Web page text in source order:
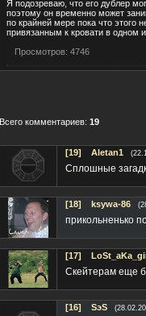
Я подозреваю, что его дублер
поэтому он временно может
по крайней мере пока что этого
привязанным к кровати в одном
Просмотров: 4746
Всего комментариев: 19
[19] Aletan1
Сплошные
[18] ksywa-86
прикольненько
[17]
Скейтерам еще
[16] SэS